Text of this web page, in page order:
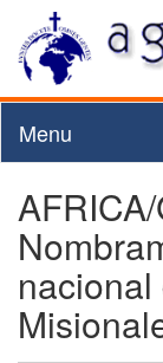
Menu